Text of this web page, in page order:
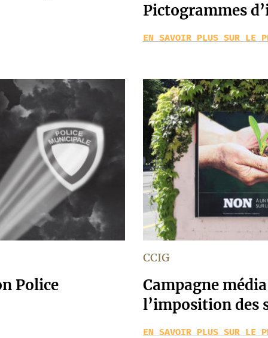
Pictogrammes
EN SAVOIR PLUS SUR LE
Police
CCIG
Campagne
l’imposition des
EN SAVOIR PLUS SUR LE